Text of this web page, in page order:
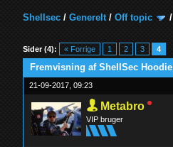
Shellsec /Generelt/Off topic /
Sider (4): « Forrige 1 2 3 4
Fremvisning af ShellSec Hoodie
21-09-2017, 09:23
Metabro
VIP bruger